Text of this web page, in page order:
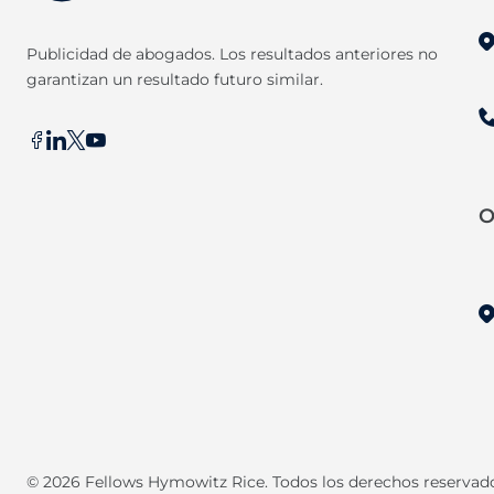
Publicidad de abogados. Los resultados anteriores no
garantizan un resultado futuro similar.
© 2026 Fellows Hymowitz Rice. Todos los derechos